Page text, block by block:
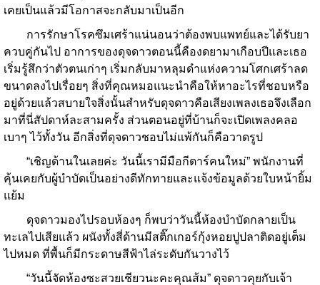
เคยเป็นแล้วมีโอกาสจะกลับมาเป็นอีก
การรักษาโรคซึมเศร้าแน่นอนว่าต้องพบแพทย์และได้รับยา
ควบคู่กันไป อาการของดุจดาวตอนนี้คืองดยามาเกือบปีและเธอ
เริ่มรู้สึกว่าตัวตนเก่าๆ เริ่มกลับมาหลุมดำแห่งความโศกเศร้าลด
ขนาดลงไปเรื่อยๆ สิ่งที่คุณหมอแนะนำคือให้หาอะไรที่ชอบหรือ
อยู่ด้วยแล้วสบายใจสิ่งนั้นสำหรับดุจดาวคือเสียงเพลงเธอจึงเลือก
มาที่นี่สัปดาห์ละสามครั้ง ส่วนตอนอยู่ที่บ้านก็จะเปิดเพลงคลอ
เบาๆ ไว้ทั้งวัน อีกสิ่งที่ดุจดาวชอบไม่แพ้กันก็คือวาดรูป
“เชิญด้านในเลยค่ะ วันนี้เรามีมือกีตาร์คนใหม่” พนักงานที่
คุ้นเคยกับผู้บำบัดเป็นอย่างดีทักทายและแจ้งข้อมูลด้วยใบหน้ายิ้ม
แย้ม
ดุจดาวมองไปรอบห้องๆ ก็พบว่าวันนี้ห้องบำบัดกลายเป็น
ทะเลไปเสียแล้ว ผนังทั้งสี่ด้านมีสติ๊กเกอร์กุ้งหอยปูปลาติดอยู่เต็ม
ไปหมด ที่พื้นก็มีกระดาษสีฟ้าไล่ระดับกันวางไว้
“วันนี้จัดห้องซะสวยเชียวนะคะคุณส้ม” ดุจดาวคุยกับเจ้า